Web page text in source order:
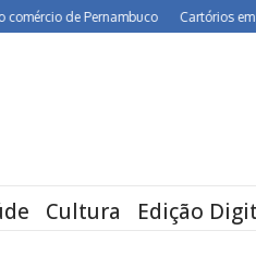
de Pernambuco Cartórios em
Cultura Edição